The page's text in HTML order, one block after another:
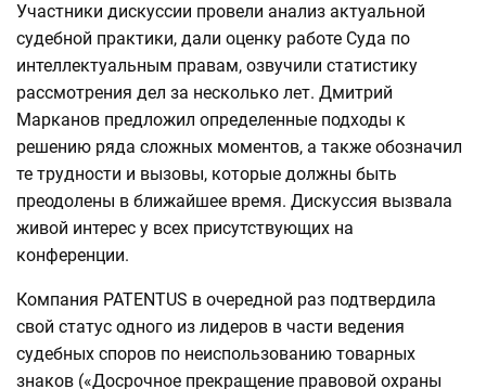
Участники дискуссии провели анализ актуальной
судебной практики, дали оценку работе Суда по
интеллектуальным правам, озвучили статистику
рассмотрения дел за несколько лет. Дмитрий
Марканов предложил определенные подходы к
решению ряда сложных моментов, а также обозначил
те трудности и вызовы, которые должны быть
преодолены в ближайшее время. Дискуссия вызвала
живой интерес у всех присутствующих на
конференции.
Компания PATENTUS в очередной раз подтвердила
свой статус одного из лидеров в части ведения
судебных споров по неиспользованию товарных
знаков («Досрочное прекращение правовой охраны